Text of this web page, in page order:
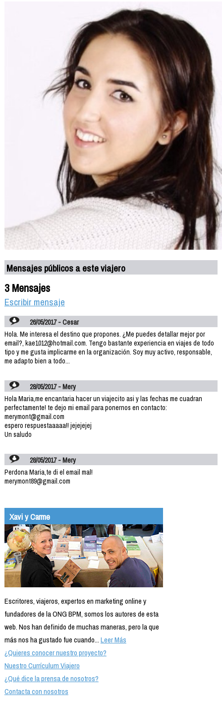
Mensajes públicos a este viajero
3 Mensajes
Escribir mensaje
26/05/2017 - Cesar
Hola. Me interesa el destino que propones. ¿Me puedes detallar mejor por
email?, kae1012@hotmail.com. Tengo bastante experiencia en viajes de todo
tipo y me gusta implicarme en la organización. Soy muy activo, responsable,
me adapto bien a todo...
28/05/2017 - Mery
Hola Maria,me encantaria hacer un viajecito asi y las fechas me cuadran
perfectamente! te dejo mi email para ponernos en contacto:
merymont@gmail.com
espero respuestaaaaa!! jejejejej
Un saludo
28/05/2017 - Mery
Perdona Maria,te di el email mal!
merymont89@gmail.com
Xavi y Carme
Escritores, viajeros, expertos en marketing online y
fundadores de la ONG BPM, somos los autores de esta
web. Nos han definido de muchas maneras, pero la que
más nos ha gustado fue cuando...Leer Más
¿Quieres conocer nuestro proyecto?
Nuestro Currículum Viajero
¿Qué dice la prensa de nosotros?
Contacta con nosotros